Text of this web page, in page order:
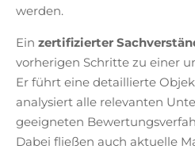
werden.
Ein zertifizierter
vorherigen Schritte zu einer
Er führt eine detaillierte
analysiert alle relevanten
geeigneten
Dabei fließen auch aktuelle